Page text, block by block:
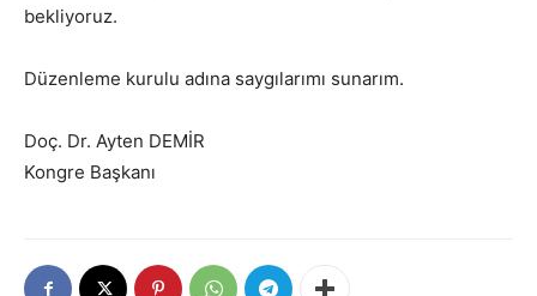
bekliyoruz.
Düzenleme kurulu adına saygılarımı sunarım.
Doç. Dr. Ayten DEMİR
Kongre Başkanı